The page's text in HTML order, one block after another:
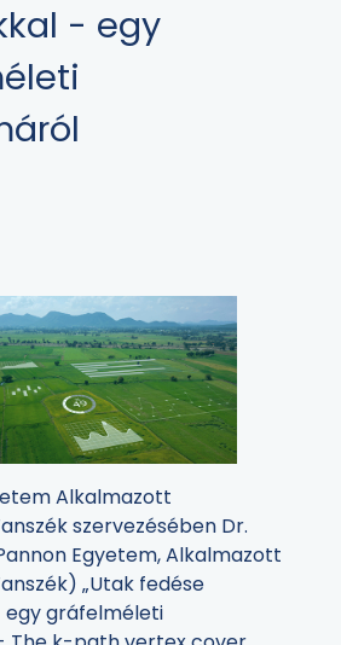
- egy
Alkalmazott
szervezésében Dr.
Egyetem, Alkalmazott
„Utak fedése
gráfelméleti